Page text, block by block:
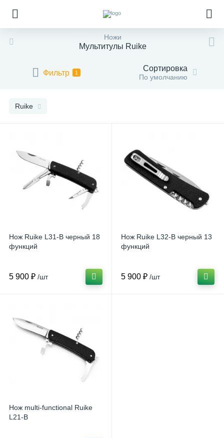
Ножи
Мультитулы Ruike
Фильтр 1 Сортировка
По умолчанию
Ruike
Нож Ruike L31-B черный 18
функций
5 900 ₽ /шт
Нож Ruike L32-B черный 13
функций
5 900 ₽ /шт
Нож multi-functional Ruike
L21-B